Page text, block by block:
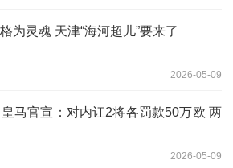
为灵魂 天津“海河超儿”要来了
2026-05-09
马官宣：对内讧2将各罚款50万欧 两
2026-05-09